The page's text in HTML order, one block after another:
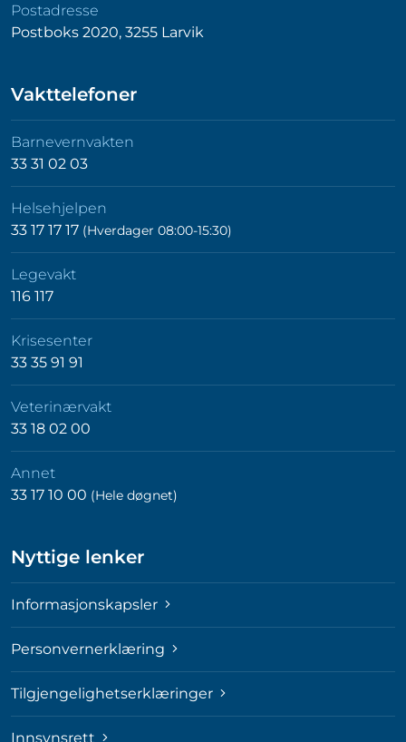
Postadresse
Postboks 2020, 3255 Larvik
Vakttelefoner
Barnevernvakten
33 31 02 03
Helsehjelpen
33 17 17 17 (Hverdager 08:00-15:30)
Legevakt
116 117
Krisesenter
33 35 91 91
Veterinærvakt
33 18 02 00
Annet
33 17 10 00 (Hele døgnet)
Nyttige lenker
Informasjonskapsler
Personvernerklæring
Tilgjengelighetserklæringer
Innsynsrett